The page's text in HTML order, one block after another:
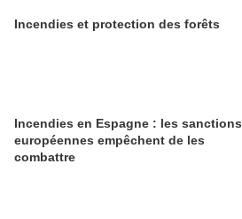
Incendies et protection des forêts
Incendies en Espagne : les sanctions
européennes empêchent de les
combattre